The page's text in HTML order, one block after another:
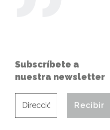
Subscríbete a
nuestra newsletter